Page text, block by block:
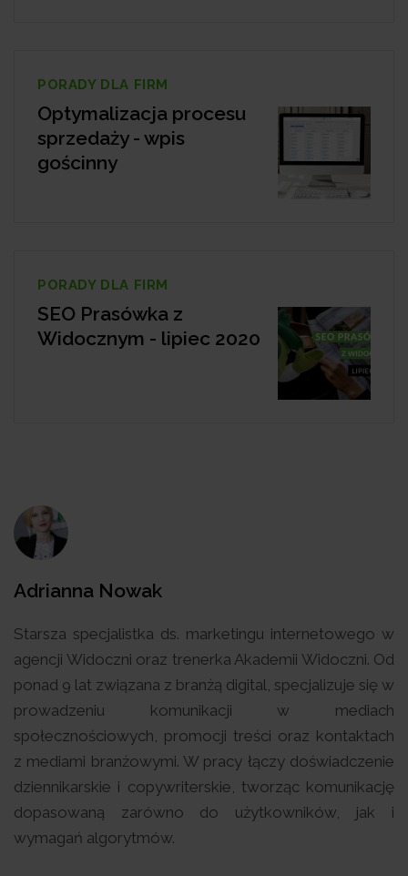
PORADY DLA FIRM
Optymalizacja procesu
sprzedaży - wpis
gościnny
PORADY DLA FIRM
SEO Prasówka z
Widocznym - lipiec 2020
Adrianna Nowak
Starsza specjalistka ds. marketingu internetowego w
agencji Widoczni oraz trenerka Akademii Widoczni. Od
ponad 9 lat związana z branżą digital, specjalizuje się w
prowadzeniu komunikacji w mediach
społecznościowych, promocji treści oraz kontaktach
z mediami branżowymi. W pracy łączy doświadczenie
dziennikarskie i copywriterskie, tworząc komunikację
dopasowaną zarówno do użytkowników, jak i
wymagań algorytmów.